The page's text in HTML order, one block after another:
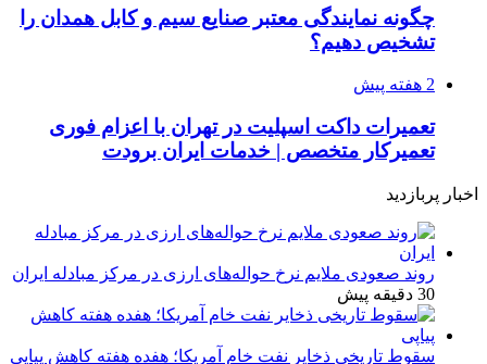
چگونه نمایندگی معتبر صنایع سیم و کابل همدان را
تشخیص دهیم؟
2 هفته پیش
تعمیرات داکت اسپلیت در تهران با اعزام فوری
تعمیرکار متخصص | خدمات ایران برودت
اخبار پربازدید
روند صعودی ملایم نرخ حواله‌های ارزی در مرکز مبادله ایران
30 دقیقه پیش
سقوط تاریخی ذخایر نفت خام آمریکا؛ هفده هفته کاهش پیاپی